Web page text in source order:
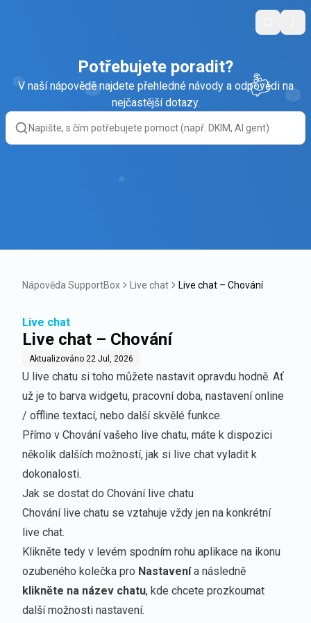
Search
Potřebujete poradit?
V naší nápovědě najdete přehledné návody a odpovědi na
nejčastější dotazy.
Nápověda SupportBox Live chat Live chat – Chování
Live chat
Live chat – Chování
Aktualizováno 22 Jul, 2026
U live chatu si toho můžete nastavit opravdu hodně. Ať
už je to barva widgetu, pracovní doba, nastaveníonline
/ offline textací, nebo další skvělé funkce.
Přímo v Chování vašeho live chatu, máte k dispozici
několik dalších možností, jak si live chat vyladit k
dokonalosti.
Jak se dostat do Chování live chatu
Chování live chatu se vztahuje vždy jen na konkrétní
live chat.
Klikněte tedy v levém spodním rohu aplikace na ikonu
ozubeného kolečka pro Nastavenía následně
klikněte na název chatu, kde chcete prozkoumat
další možnosti nastavení.